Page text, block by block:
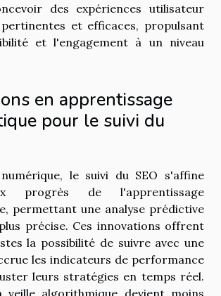
des expériences utilisateur
et efficaces, propulsant
et l'engagement à un niveau
en apprentissage
pour le suivi du
le suivi du SEO s'affine
progrès de l'apprentissage
permettant une analyse prédictive
précise. Ces innovations offrent
la possibilité de suivre avec une
les indicateurs de performance
leurs stratégies en temps réel.